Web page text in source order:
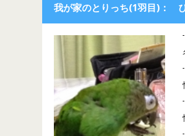
我が家のとりっち(1羽目)：